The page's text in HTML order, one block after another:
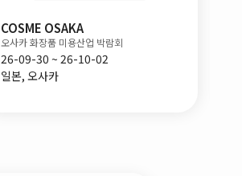
COSME OSAKA
오사카 화장품 미용산업 박람회
26-09-30 ~ 26-10-02
일본, 오사카